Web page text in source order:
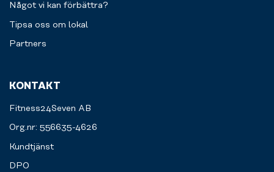
Något vi kan förbättra?
Tipsa oss om lokal
Partners
KONTAKT
Fitness24Seven AB
Org.nr: 556635-4626
Kundtjänst
DPO